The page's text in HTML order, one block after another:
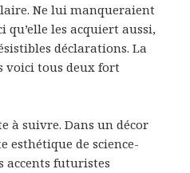
Ne lui manqueraient
qu’elle les acquiert aussi,
déclarations. La
voici tous deux fort
à suivre. Dans un décor
esthétique de science-
futuristes